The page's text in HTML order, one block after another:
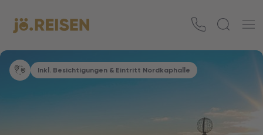
Inkl. Besichtigungen & Eintritt Nordkaphalle